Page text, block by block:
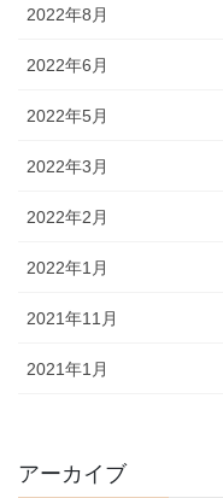
2022年8月
2022年6月
2022年5月
2022年3月
2022年2月
2022年1月
2021年11月
2021年1月
アーカイブ